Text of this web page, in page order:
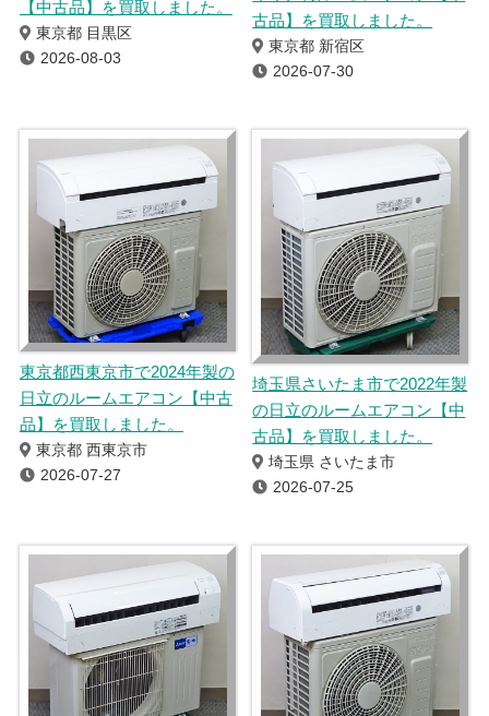
【中古品】を買取しました。
東京都 目黒区
2026-08-03
古品】を買取しました。
東京都 新宿区
2026-07-30
東京都西東京市で2024年製の
日立のルームエアコン【中古
品】を買取しました。
東京都 西東京市
2026-07-27
埼玉県さいたま市で2022年製
の日立のルームエアコン【中
古品】を買取しました。
埼玉県 さいたま市
2026-07-25